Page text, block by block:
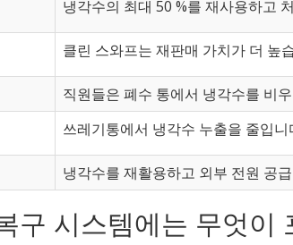
냉각수의 최대 50 %를 재사용하고
클린 스와프는 재판매 가치가 더 높
직원들은 폐수 통에서 냉각수를 비
쓰레기통에서 냉각수 누출을 줄입니
냉각수를 재활용하고 외부 전원 공
구 시스템에는 무엇이